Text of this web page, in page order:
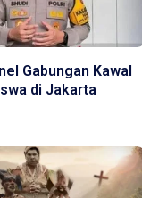
Gabungan Kawal
di Jakarta